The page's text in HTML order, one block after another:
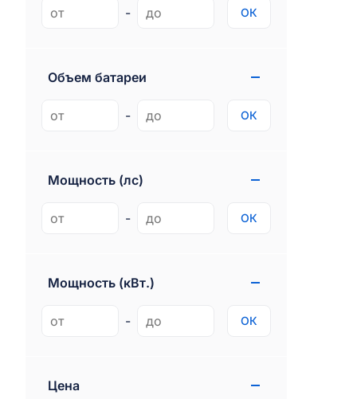
1
Ram
3
- ОК
Объем батареи
- ОК
Мощность (лс)
- ОК
Мощность (кВт.)
- ОК
Цена